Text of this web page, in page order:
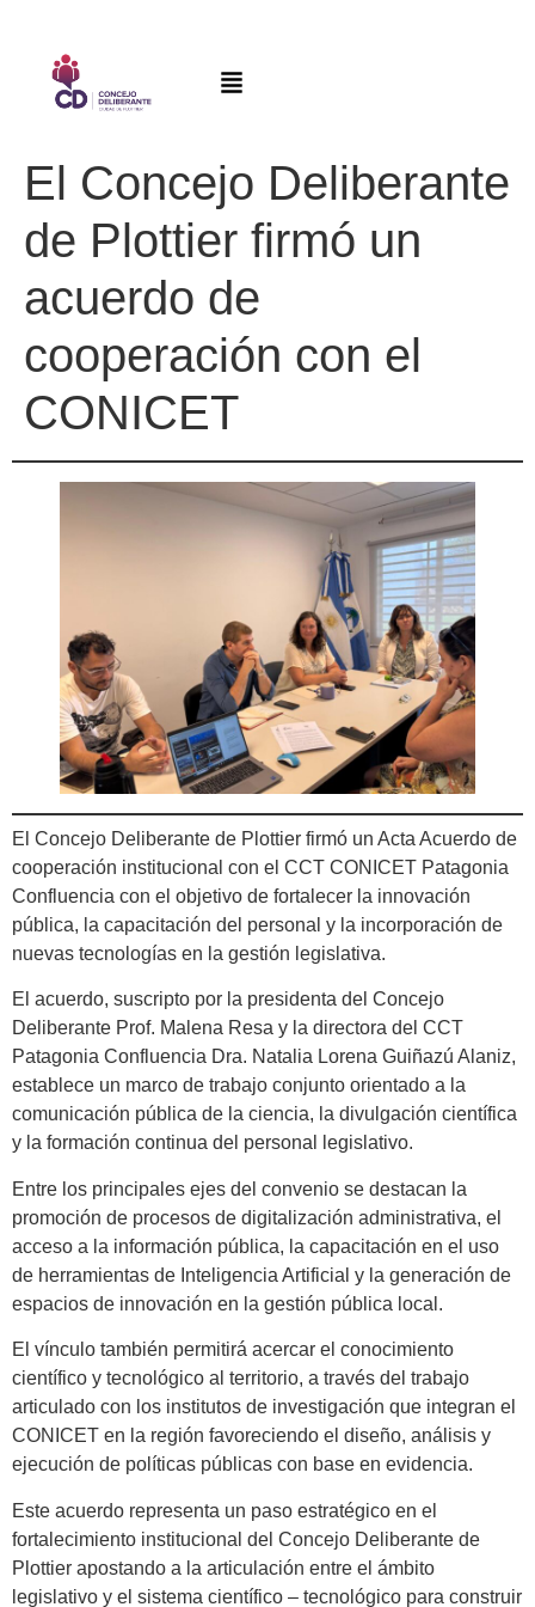
El Concejo Deliberante
de Plottier firmó un
acuerdo de
cooperación con el
CONICET
El Concejo Deliberante de Plottier firmó un Acta Acuerdo de
cooperación institucional con el CCT CONICET Patagonia
Confluencia con el objetivo de fortalecer la innovación
pública, la capacitación del personal y la incorporación de
nuevas tecnologías en la gestión legislativa.
El acuerdo, suscripto por la presidenta del Concejo
Deliberante Prof. Malena Resa y la directora del CCT
Patagonia Confluencia Dra. Natalia Lorena Guiñazú Alaniz,
establece un marco de trabajo conjunto orientado a la
comunicación pública de la ciencia, la divulgación científica
y la formación continua del personal legislativo.
Entre los principales ejes del convenio se destacan la
promoción de procesos de digitalización administrativa, el
acceso a la información pública, la capacitación en el uso
de herramientas de Inteligencia Artificial y la generación de
espacios de innovación en la gestión pública local.
El vínculo también permitirá acercar el conocimiento
científico y tecnológico al territorio, a través del trabajo
articulado con los institutos de investigación que integran el
CONICET en la región favoreciendo el diseño, análisis y
ejecución de políticas públicas con base en evidencia.
Este acuerdo representa un paso estratégico en el
fortalecimiento institucional del Concejo Deliberante de
Plottier apostando a la articulación entre el ámbito
legislativo y el sistema científico – tecnológico para construir